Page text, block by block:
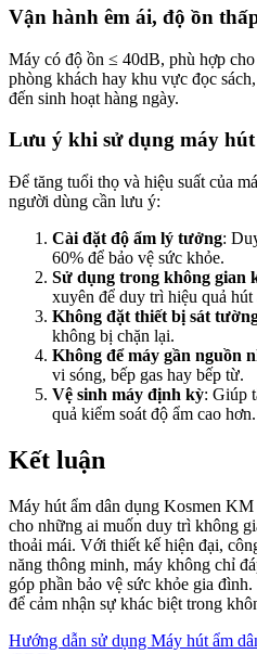
Vận hành êm ái, độ ồn
Máy có độ ồn ≤ 40dB, phù hợp
phòng khách hay khu vực đọc
đến sinh hoạt hàng ngày.
Lưu ý khi sử dụng máy
Để tăng tuổi thọ và hiệu suất của
người dùng cần lưu ý:
Cài đặt độ ẩm lý tưởng:
60% để bảo vệ sức khỏe.
Sử dụng trong không gian
xuyên để duy trì hiệu quả hút
Không đặt thiết bị sát
không bị chặn lại.
Không để máy gần nguồn
vi sóng, bếp gas hay bếp từ.
Vệ sinh máy định kỳ: Giúp
quả kiểm soát độ ẩm cao hơn.
Kết luận
Máy hút ẩm dân dụng Kosmen
cho những ai muốn duy trì không
thoải mái. Với thiết kế hiện đại,
năng thông minh, máy không chỉ
góp phần bảo vệ sức khỏe gia
để cảm nhận sự khác biệt trong
Hướng dẫn sử dụng Máy hút ẩm